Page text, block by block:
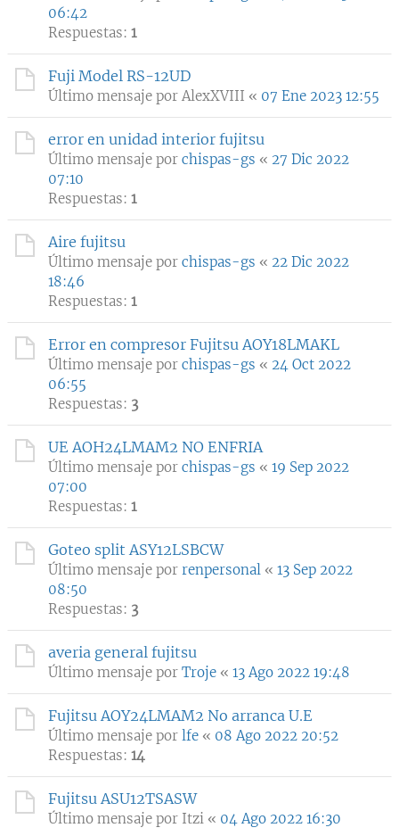
06:42
Respuestas: 1
Fuji Model RS-12UD
Último mensaje por AlexXVIII « 07 Ene 2023 12:55
error en unidad interior fujitsu
Último mensaje por chispas-gs « 27 Dic 2022
07:10
Respuestas: 1
Aire fujitsu
Último mensaje por chispas-gs « 22 Dic 2022
18:46
Respuestas: 1
Error en compresor Fujitsu AOY18LMAKL
Último mensaje por chispas-gs « 24 Oct 2022
06:55
Respuestas: 3
UE AOH24LMAM2 NO ENFRIA
Último mensaje por chispas-gs « 19 Sep 2022
07:00
Respuestas: 1
Goteo split ASY12LSBCW
Último mensaje por renpersonal « 13 Sep 2022
08:50
Respuestas: 3
averia general fujitsu
Último mensaje por Troje « 13 Ago 2022 19:48
Fujitsu AOY24LMAM2 No arranca U.E
Último mensaje por lfe « 08 Ago 2022 20:52
Respuestas: 14
Fujitsu ASU12TSASW
Último mensaje por Itzi « 04 Ago 2022 16:30